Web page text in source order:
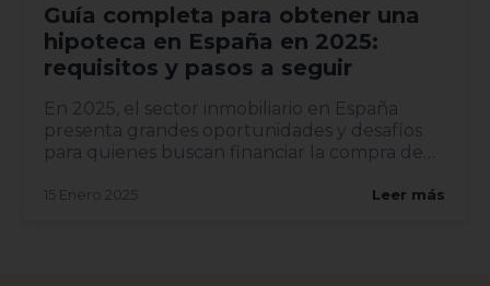
Guía completa para obtener una
hipoteca en España en 2025:
requisitos y pasos a seguir
En 2025, el sector inmobiliario en España
presenta grandes oportunidades y desafíos
para quienes buscan financiar la compra de
15 Enero 2025 Leer más